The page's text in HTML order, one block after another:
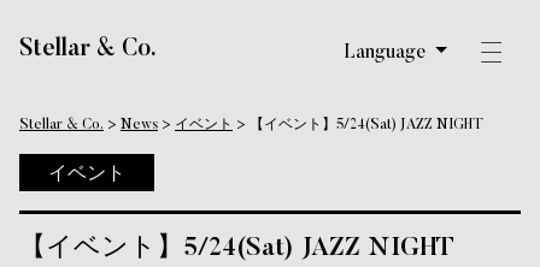
Stellar & Co. Language
Stellar & Co. > News > イベント > 【イベント】5/24(Sat) JAZZ NIGHT
イベント
【イベント】5/24(Sat) JAZZ NIGHT